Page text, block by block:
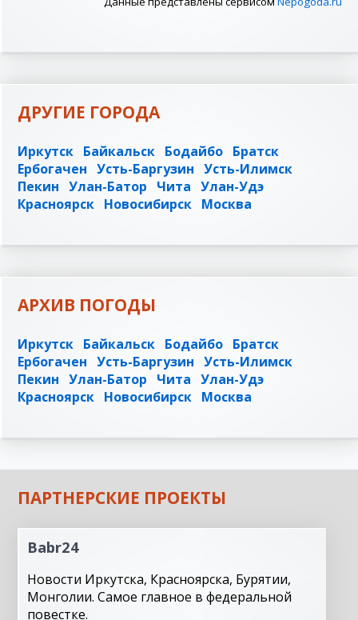
ДРУГИЕ ГОРОДА
Иркутск Байкальск Бодайбо Братск
Ербогачен Усть-Баргузин Усть-Илимск
Пекин Улан-Батор Чита Улан-Удэ
Красноярск Новосибирск Москва
АРХИВ ПОГОДЫ
Иркутск Байкальск Бодайбо Братск
Ербогачен Усть-Баргузин Усть-Илимск
Пекин Улан-Батор Чита Улан-Удэ
Красноярск Новосибирск Москва
ПАРТНЕРСКИЕ ПРОЕКТЫ
Babr24
Новости Иркутска, Красноярска, Бурятии,
Монголии. Самое главное в федеральной
повестке.